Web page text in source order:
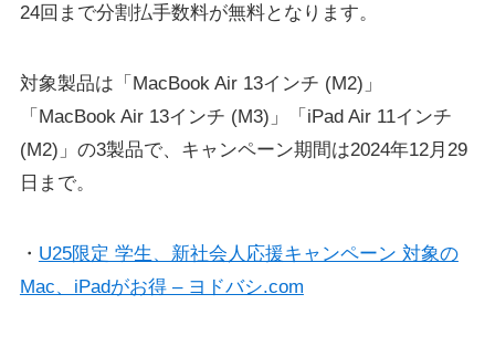
24回まで分割払手数料が無料となります。
対象製品は「MacBook Air 13インチ (M2)」
「MacBook Air 13インチ (M3)」「iPad Air 11インチ
(M2)」の3製品で、キャンペーン期間は2024年12月29
日まで。
・ U25限定 学生、新社会人応援キャンペーン 対象の
Mac、iPadがお得 – ヨドバシ.com